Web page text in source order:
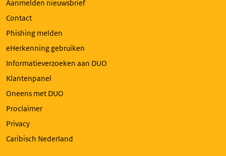
Aanmelden nieuwsbrief
Contact
Phishing melden
eHerkenning gebruiken
Informatieverzoeken aan DUO
Klantenpanel
Oneens met DUO
Proclaimer
Privacy
Caribisch Nederland